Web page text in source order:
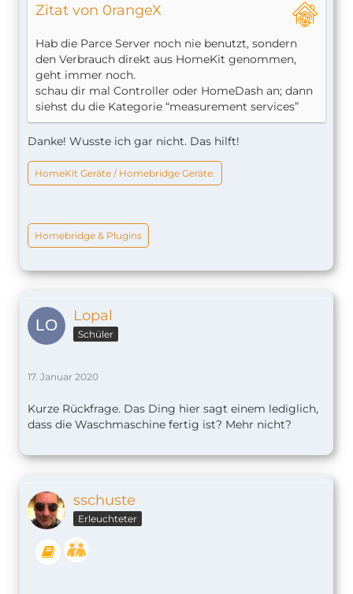
Zitat von 0rangeX
Hab die Parce Server noch nie benutzt, sondern
den Verbrauch direkt aus HomeKit genommen,
geht immer noch.
schau dir mal Controller oder HomeDash an; dann
siehst du die Kategorie “measurement services”
Danke! Wusste ich gar nicht. Das hilft!
HomeKit Geräte / Homebridge Geräte:
Homebridge & Plugins
Lopal
Schüler
17. Januar 2020
Kurze Rückfrage. Das Ding hier sagt einem lediglich,
dass die Waschmaschine fertig ist? Mehr nicht?
sschuste
Erleuchteter